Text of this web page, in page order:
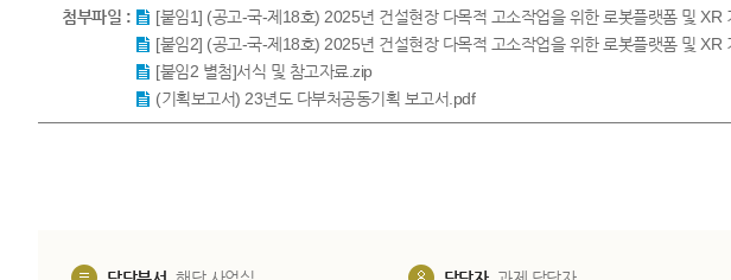
첨부파일 :
[붙임1] (공고-국-제18호) 2025년 건설현장 다목적 고소작업을 위한 로봇플랫폼 및
[붙임2] (공고-국-제18호) 2025년 건설현장 다목적 고소작업을 위한 로봇플랫폼 및
[붙임2 별첨]서식 및 참고자료.zip
(기획보고서) 23년도 다부처공동기획 보고서.pdf